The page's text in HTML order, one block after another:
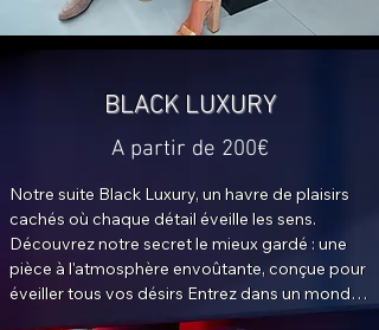
A partir de 200€
Notre suite Black Luxury, un havre de plaisirs
cachés où chaque détail éveille les sens.
Découvrez notre secret le mieux gardé : une
pièce à l'atmosphère envoûtante, conçue pour
éveiller tous vos désirs Entrez dans un monde
d'élégance où le luxe se mêle à la sensualité
BLACK LUXURY